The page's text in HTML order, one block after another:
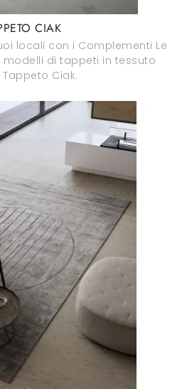
CIAK
locali con i Complementi Le
modelli di tappeti in tessuto
Ciak.